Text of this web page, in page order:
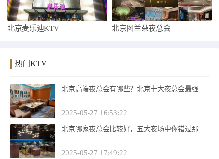
北京麦乐迪KTV 北京图兰朵夜总会
热门KTV
北京高端夜总会有哪些？北京十大夜总会最强
2025-05-27 16:53:22
北京哪家夜总会比较好，五大夜场中你错过那
2025-05-27 17:49:22